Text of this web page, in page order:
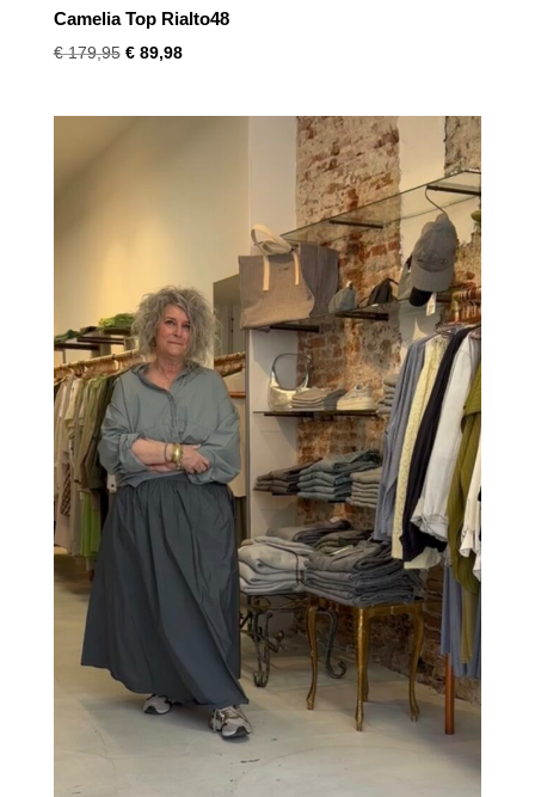
Camelia Top Rialto48
€179,95 Oorspronkelijke
€89,98Huidige